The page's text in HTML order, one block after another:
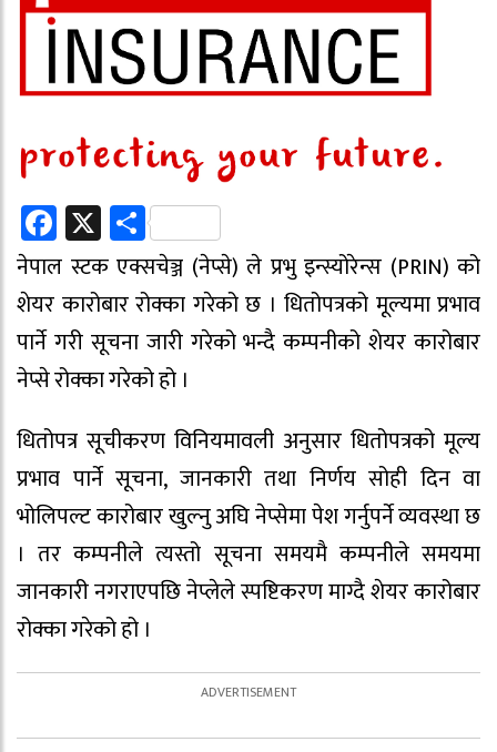
Facebook
X Share
नेपाल स्टक एक्सचेञ्ज (नेप्से) ले प्रभु इन्स्योरेन्स (PRIN) को
शेयर कारोबार रोक्का गरेको छ । धितोपत्रको मूल्यमा प्रभाव
पार्ने गरी सूचना जारी गरेको भन्दै कम्पनीको शेयर कारोबार
नेप्से रोक्का गरेको हो ।
धितोपत्र सूचीकरण विनियमावली अनुसार धितोपत्रको मूल्य
प्रभाव पार्ने सूचना, जानकारी तथा निर्णय सोही दिन वा
भोलिपल्ट कारोबार खुल्नु अघि नेप्सेमा पेश गर्नुपर्ने व्यवस्था छ
। तर कम्पनीले त्यस्तो सूचना समयमै कम्पनीले समयमा
जानकारी नगराएपछि नेप्लेले स्पष्टिकरण माग्दै शेयर कारोबार
रोक्का गरेको हो ।